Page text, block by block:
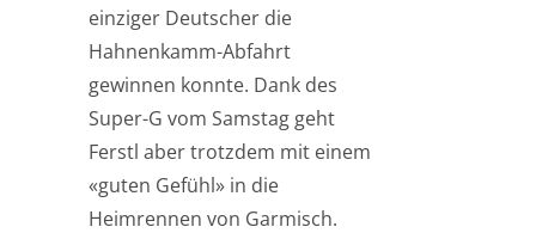
einziger Deutscher die
Hahnenkamm-Abfahrt
gewinnen konnte. Dank des
Super-G vom Samstag geht
Ferstl aber trotzdem mit einem
«guten Gefühl» in die
Heimrennen von Garmisch.